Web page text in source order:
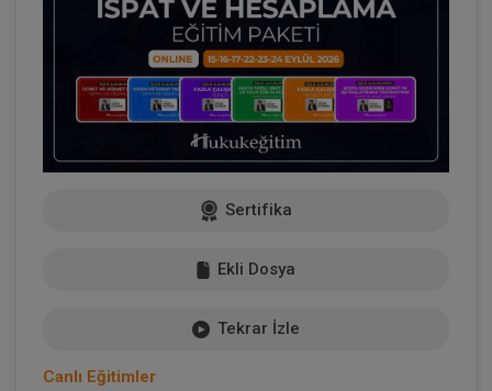
Sertifika
Ekli Dosya
Tekrar İzle
Canlı Eğitimler